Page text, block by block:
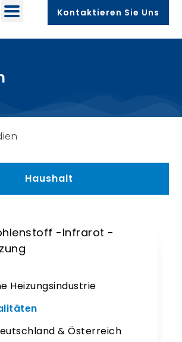
Kontaktieren Sie Uns
Haushalt
-Infrarot -
Heizungsindustrie
& Österreich